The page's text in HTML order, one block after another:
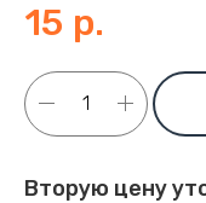
15 р.
Вторую цену